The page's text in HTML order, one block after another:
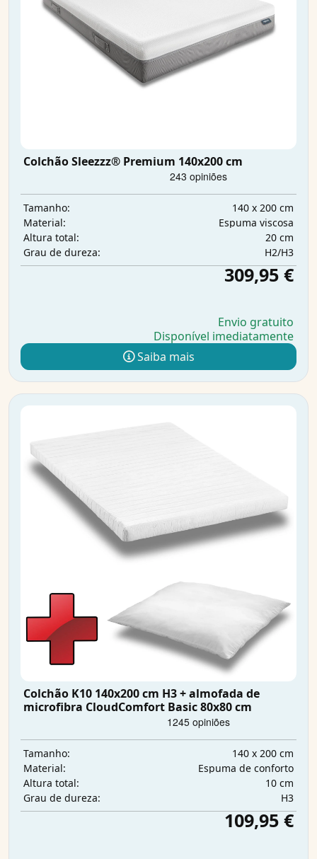
Colchão Sleezzz® Premium 140x200 cm
Tamanho:
140 x 200 cm
Material:
Espuma viscosa
Altura total:
20 cm
Grau de dureza:
H2/H3
309,95 €
Envio gratuito
Disponível imediatamente
Saiba mais
Colchão K10 140x200 cm H3 + almofada de
microfibra CloudComfort Basic 80x80 cm
Tamanho:
140 x 200 cm
Material:
Espuma de conforto
Altura total:
10 cm
Grau de dureza:
H3
109,95 €